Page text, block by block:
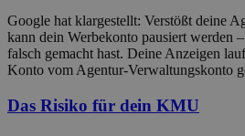
Google hat klargestellt: Verstößt deine
kann dein Werbekonto pausiert werden
falsch gemacht hast. Deine Anzeigen
Konto vom Agentur-Verwaltungskonto
Das Risiko für dein KMU